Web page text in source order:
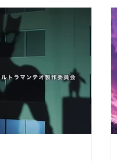
Ensaio